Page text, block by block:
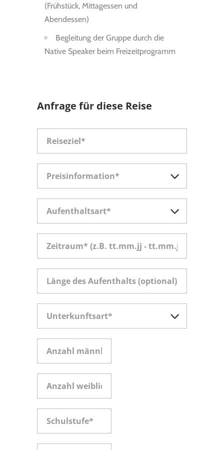
(Frühstück, Mittagessen und
Abendessen)
Begleitung der Gruppe durch die
Native Speaker beim Freizeitprogramm
Anfrage für diese Reise